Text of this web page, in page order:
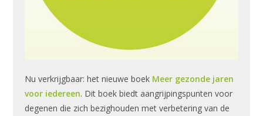
Nu verkrijgbaar: het nieuwe boek Meer gezonde jaren
voor iedereen. Dit boek biedt aangrijpingspunten voor
degenen die zich bezighouden met verbetering van de